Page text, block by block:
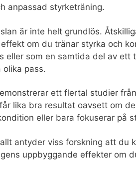
anpassad styrketräning.
är inte helt grundlös.
om du tränar styrka och
eller som en samtida del av ett
olika pass.
ett flertal studier
lika bra resultat oavsett om
eller bara fokuserar på
antyder viss forskning att du
uppbyggande effekter om